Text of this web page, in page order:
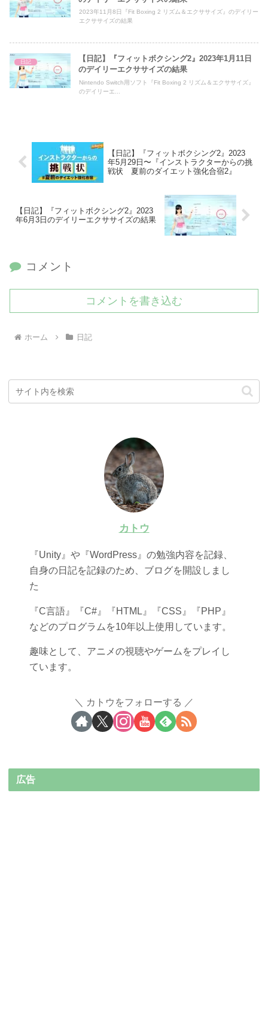
2023年11月8日『Fit Boxing 2 リズム＆エクササイズ』のデイリー
エクササイズの結果
日記
【日記】『フィットボクシング2』2023年1月11日
のデイリーエクササイズの結果
Nintendo Switch用ソフト『Fit Boxing 2 リズム＆エクササイズ』
のデイリーエ...
【日記】『フィットボクシング2』2023
年5月29日〜『インストラクターからの挑
戦状 夏前のダイエット強化合宿2』
【日記】『フィットボクシング2』2023
年6月3日のデイリーエクササイズの結果
コメント
コメントを書き込む
ホーム 日記
カトウ
『Unity』や『WordPress』の勉強内容を記録、
自身の日記を記録のため、ブログを開設しまし
た
『C言語』『C#』『HTML』『CSS』『PHP』
などのプログラムを10年以上使用しています。
趣味として、アニメの視聴やゲームをプレイし
ています。
カトウをフォローする
広告